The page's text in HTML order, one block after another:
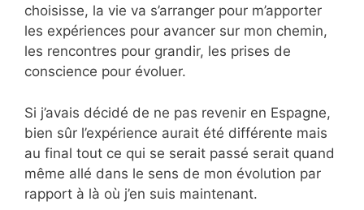
choisisse, la vie va s’arranger pour m’apporter
les expériences pour avancer sur mon chemin,
les rencontres pour grandir, les prises de
conscience pour évoluer.
Si j’avais décidé de ne pas revenir en Espagne,
bien sûr l’expérience aurait été différente mais
au final tout ce qui se serait passé serait quand
même allé dans le sens de mon évolution par
rapport à là où j’en suis maintenant.